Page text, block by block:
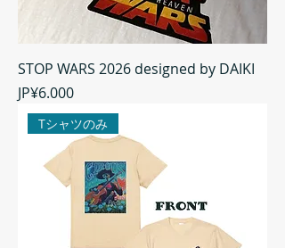
STOP WARS 2026 designed by DAIKI
Harga
JP¥6.000
Tシャツのみ